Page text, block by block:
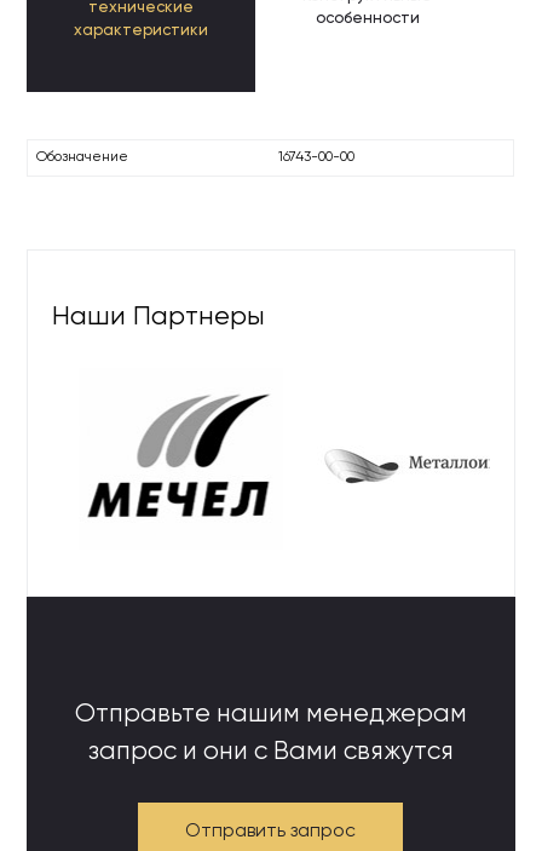
технические
характеристики
особенности
Обозначение 16743-00-00
Наши Партнеры
Отправьте нашим менеджерам
запрос и они с Вами свяжутся
Отправить запрос